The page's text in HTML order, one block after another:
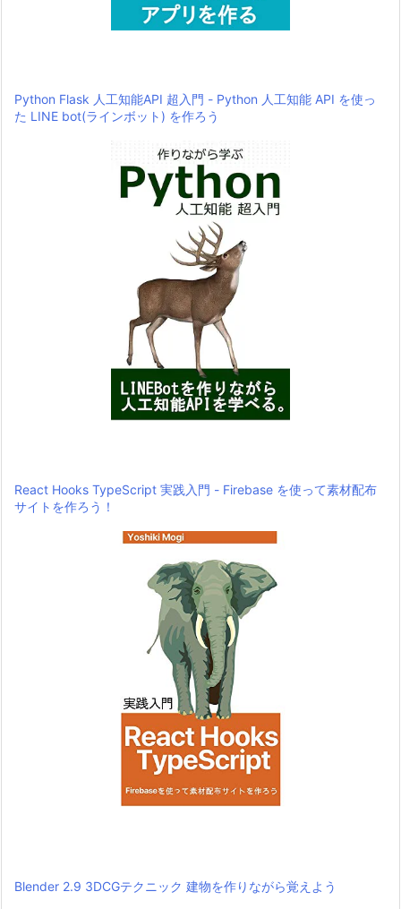
Python Flask 人工知能API 超入門 - Python 人工知能 API を使っ
た LINE bot(ラインボット) を作ろう
React Hooks TypeScript 実践入門 - Firebase を使って素材配布
サイトを作ろう！
Blender 2.9 3DCGテクニック 建物を作りながら覚えよう